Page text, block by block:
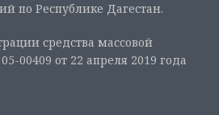
по Республике Дагестан.
средства массовой
00409 от 22 апреля 2019 года